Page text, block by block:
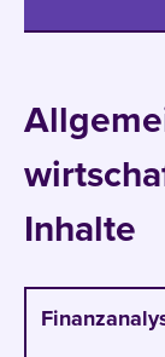
Inhalte